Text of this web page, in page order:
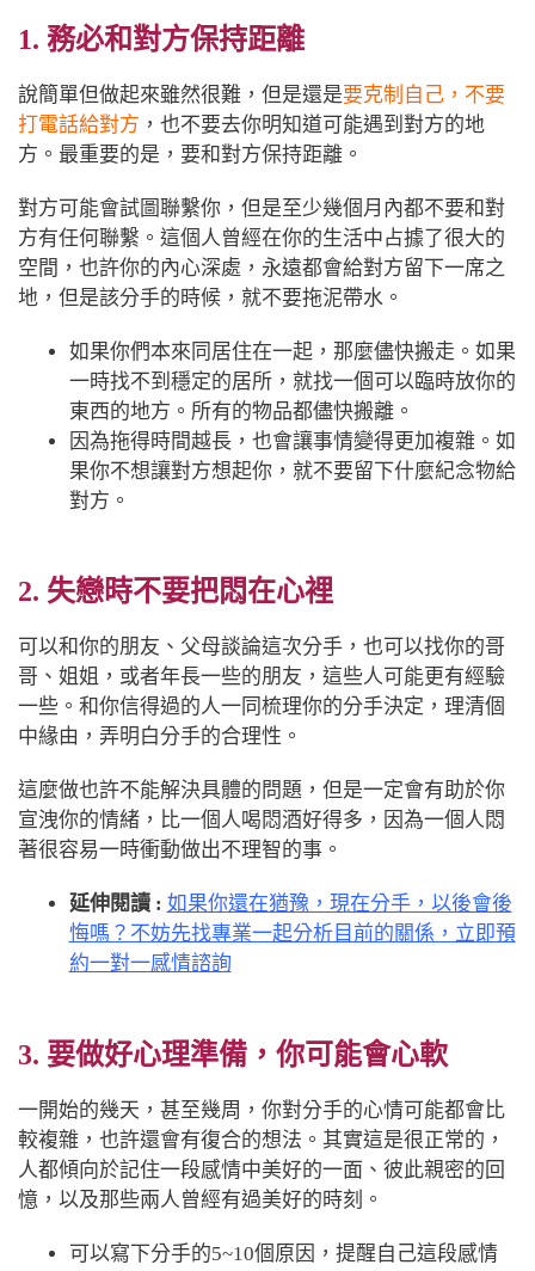
1. 務必和對方保持距離
說簡單但做起來雖然很難，但是還是要克制自己，不要
打電話給對方 ，也不要去你明知道可能遇到對方的地
方。最重要的是，要和對方保持距離。
對方可能會試圖聯繫你，但是至少幾個月內都不要和對
方有任何聯繫。這個人曾經在你的生活中占據了很大的
空間，也許你的內心深處，永遠都會給對方留下一席之
地，但是該分手的時候，就不要拖泥帶水。
如果你們本來同居住在一起，那麼儘快搬走。如果
一時找不到穩定的居所，就找一個可以臨時放你的
東西的地方。所有的物品都儘快搬離。
因為拖得時間越長，也會讓事情變得更加複雜。如
果你不想讓對方想起你，就不要留下什麼紀念物給
對方。
2. 失戀時不要把悶在心裡
可以和你的朋友、父母談論這次分手，也可以找你的哥
哥、姐姐，或者年長一些的朋友，這些人可能更有經驗
一些。和你信得過的人一同梳理你的分手決定，理清個
中緣由，弄明白分手的合理性。
這麼做也許不能解決具體的問題，但是一定會有助於你
宣洩你的情緒，比一個人喝悶酒好得多，因為一個人悶
著很容易一時衝動做出不理智的事。
延伸閱讀 : 如果你還在猶豫，現在分手，以後會後
悔嗎？不妨先找專業一起分析目前的關係，立即預
約一對一感情諮詢
3. 要做好心理準備，你可能會心軟
一開始的幾天，甚至幾周，你對分手的心情可能都會比
較複雜，也許還會有復合的想法。其實這是很正常的，
人都傾向於記住一段感情中美好的一面、彼此親密的回
憶，以及那些兩人曾經有過美好的時刻。
可以寫下分手的5~10個原因，提醒自己這段感情